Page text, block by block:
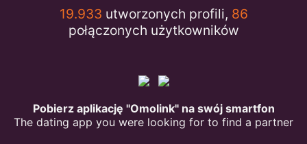
19.933 utworzonych profili, 86
połączonych użytkowników
Pobierz aplikację "Omolink" na swój smartfon
The dating app you were looking for to find a partner